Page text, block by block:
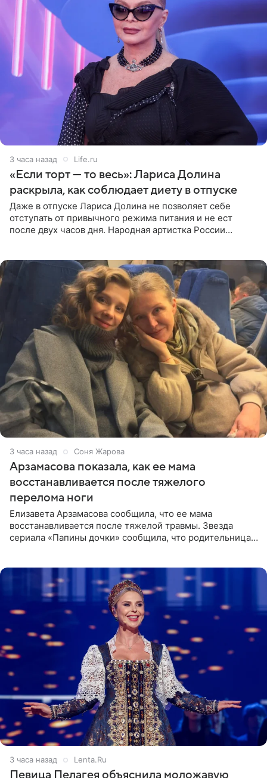
3 часа назад Life.ru
«Если торт — то весь»: Лариса Долина
раскрыла, как соблюдает диету в отпуске
Даже в отпуске Лариса Долина не позволяет себе
отступать от привычного режима питания и не ест
после двух часов дня. Народная артистка России
3 часа назад Соня Жарова
Арзамасова показала, как ее мама
восстанавливается после тяжелого
перелома ноги
Елизавета Арзамасова сообщила, что ее мама
восстанавливается после тяжелой травмы. Звезда
сериала «Папины дочки» сообщила, что родительница
3 часа назад Lenta.Ru
Певица Пелагея объяснила моложавую